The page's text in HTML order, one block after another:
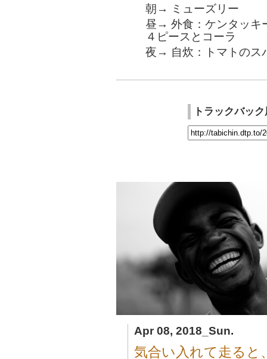
朝→ ミューズリー
昼→ 外食：ケンタッキ
４ピースとコーラ
夜→ 自炊：トマトのス
トラックバッ
Apr 08, 2018_Sun.
気合い入れて走ると